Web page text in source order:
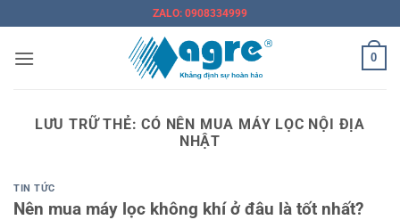
nội
ZALO: 0908334999
0
LƯU TRỮ THẺ:CÓ NÊN MUA MÁY LỌC NỘI ĐỊA
NHẬT
TIN TỨC
Nên mua máy lọc không khí ở đâu là tốt nhất?